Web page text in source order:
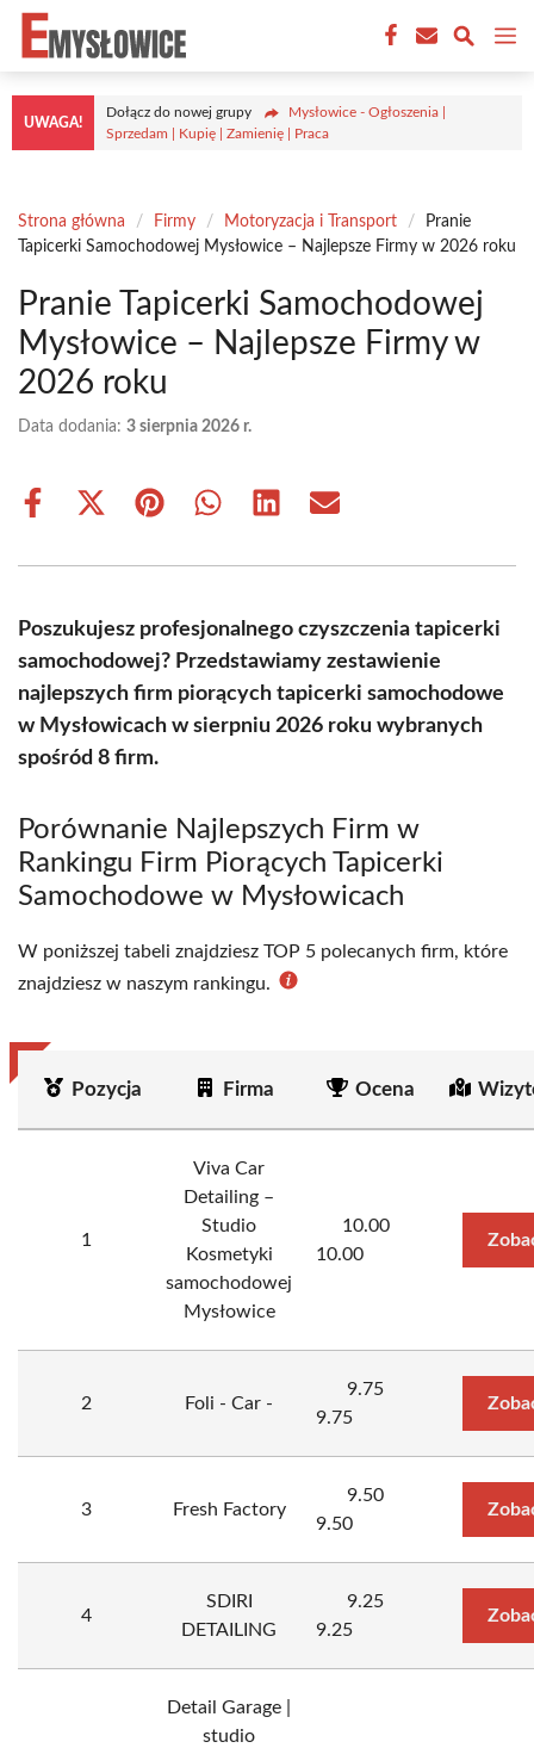
Przejdź
treści
UWAGA!
Dołącz do nowej grupy
Mysłowice - Ogłoszenia |
Sprzedam | Kupię | Zamienię | Praca
Strona główna / Firmy / Motoryzacja i Transport /
Pranie
Tapicerki Samochodowej Mysłowice – Najlepsze Firmy w 2026 roku
Pranie Tapicerki Samochodowej
Mysłowice – Najlepsze Firmy w
2026 roku
Data dodania: 3 sierpnia 2026 r.
Share
Share
(Twitter)
Share Share Share Share
Poszukujesz profesjonalnego czyszczenia tapicerki
samochodowej? Przedstawiamy zestawienie
najlepszych firm piorących tapicerki samochodowe
w Mysłowicach w sierpniu 2026 roku wybranych
spośród 8 firm.
Porównanie Najlepszych Firm w
Rankingu Firm Piorących Tapicerki
Samochodowe w Mysłowicach
W poniższej tabeli znajdziesz TOP 5 polecanych firm, które
znajdziesz w naszym rankingu.
Pozycja Firma Ocena
1
Viva Car
Detailing –
Studio
Kosmetyki
samochodowej
Mysłowice
10.00
10.00
2 Foli - Car -
9.75
9.75
3 Fresh Factory
9.50
9.50
4
SDIRI
DETAILING
9.25
9.25
Detail Garage |
studio